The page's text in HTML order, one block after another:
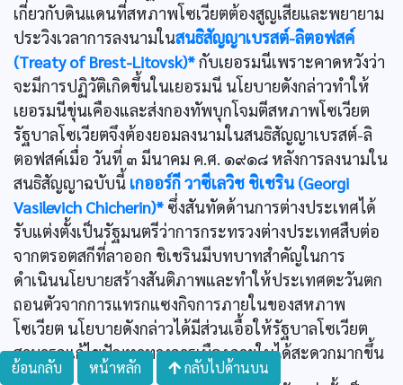
เกี่ยวกับดินแดนที่สหภาพโซเวียตต้องสูญเสียและพยายาม
ประวิงเวลาการลงนามในสนธิสัญญาเบรสต์-ลิตอฟสค์
(Treaty of Brest-Litovsk)*กับเยอรมนีเพราะคาดหวังว่า
จะมีการปฏิวัติเกิดขึ้นในเยอรมนี นโยบายดังกล่าวทำให้
เยอรมนีขุ่นเคืองและส่งกองทัพบุกโจมตีสหภาพโซเวียต
รัฐบาลโซเวียตจึงต้องยอมลงนามในสนธิสัญญาเบรสต์-ลิ
ตอฟสค์เมื่อ วันที่ ๓ มีนาคม ค.ศ. ๑๙๑๘ หลังการลงนามใน
สนธิสัญญาฉบับนี้ เกออร์กี วาซีเลวิช ชิเชริน (Georgi
Vasilevich Chicherin)* ซึ่งสันทัดด้านการต่างประเทศได้
รับแต่งตั้งเป็นรัฐมนตรีว่าการกระทรวงต่างประเทศสืบต่อ
จากตรอตสกีที่ลาออก ชิเชรินมีบทบาทสำคัญในการ
ดำเนินนโยบายสร้างสันติภาพและทำให้ประเทศตะวันตก
ถอนตัวจากการแทรกแซงกิจการภายในของสหภาพ
โซเวียต นโยบายดังกล่าวได้มีส่วนเอื้อให้รัฐบาลโซเวียต
สามารถแก้ไขปัญหาทางการเมืองภายในได้สะดวกมากขึ้น
ย้อนกลับ หน้าหลัก กลับไปด้านบน